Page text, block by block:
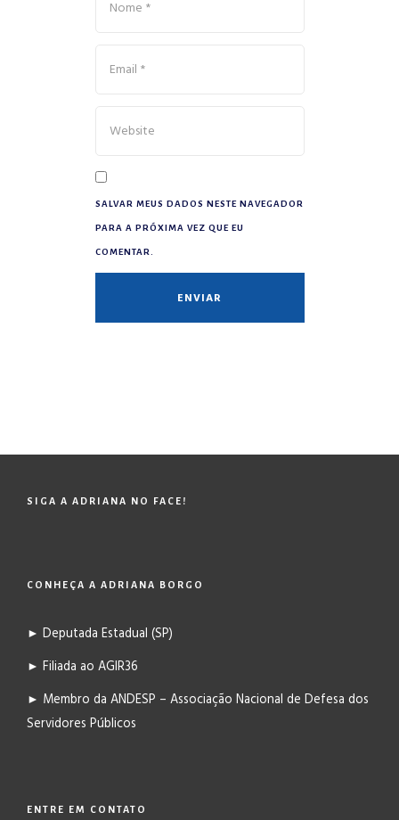
SALVAR MEUS DADOS NESTE NAVEGADOR
PARA A PRÓXIMA VEZ QUE EU
COMENTAR.
SIGA A ADRIANA NO FACE!
CONHEÇA A ADRIANA BORGO
► Deputada Estadual (SP)
► Filiada ao AGIR36
► Membro da ANDESP – Associação Nacional de Defesa dos
Servidores Públicos
ENTRE EM CONTATO